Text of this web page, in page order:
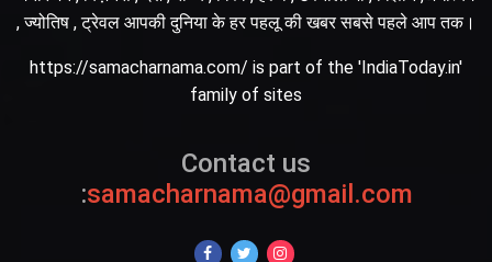
, ज्योतिष , ट्रेवल आपकी दुनिया के हर पहलू की खबर सबसे पहले आप तक।
https://samacharnama.com/ is part of the 'IndiaToday.in'
family of sites
Contact us
:samacharnama@gmail.com